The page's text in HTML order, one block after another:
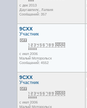
с дек 2013
Даугавпилс, Латвия
Сообщений: 357
9CXX
Участник
с июл 2006
Малый Моторольск
Сообщений: 4552
9CXX
Участник
с июл 2006
Малый Моторольск